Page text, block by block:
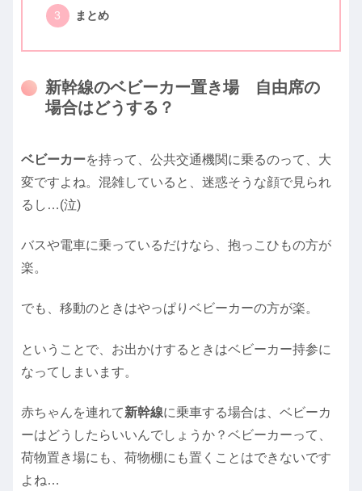
まとめ
新幹線のベビーカー置き場 自由席の
場合はどうする？
ベビーカーを持って、公共交通機関に乗るのって、大
変ですよね。混雑していると、迷惑そうな顔で見られ
るし…(泣)
バスや電車に乗っているだけなら、抱っこひもの方が
楽。
でも、移動のときはやっぱりベビーカーの方が楽。
ということで、お出かけするときはベビーカー持参に
なってしまいます。
赤ちゃんを連れて新幹線に乗車する場合は、ベビーカ
ーはどうしたらいいんでしょうか？ベビーカーって、
荷物置き場にも、荷物棚にも置くことはできないです
よね…